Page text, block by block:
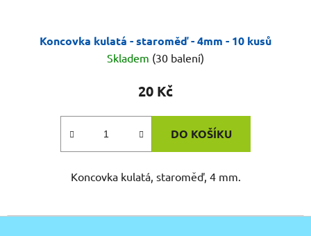
Koncovka kulatá - staroměď - 4mm - 10 kusů
Skladem (30 balení)
20 Kč
DO KOŠÍKU
Koncovka kulatá, staroměď, 4 mm.